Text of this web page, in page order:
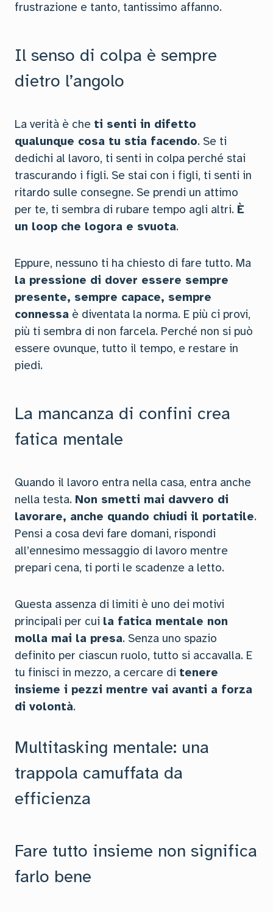
frustrazione e tanto, tantissimo affanno.
Il senso di colpa è sempre
dietro l’angolo
La verità è che ti senti in difetto
qualunque cosa tu stia facendo. Se ti
dedichi al lavoro, ti senti in colpa perché stai
trascurando i figli. Se stai con i figli, ti senti in
ritardo sulle consegne. Se prendi un attimo
per te, ti sembra di rubare tempo agli altri. È
un loop che logora e svuota.
Eppure, nessuno ti ha chiesto di fare tutto. Ma
la pressione di dover essere sempre
presente, sempre capace, sempre
connessa è diventata la norma. E più ci provi,
più ti sembra di non farcela. Perché non si può
essere ovunque, tutto il tempo, e restare in
piedi.
La mancanza di confini crea
fatica mentale
Quando il lavoro entra nella casa, entra anche
nella testa. Non smetti mai davvero di
lavorare, anche quando chiudi il portatile.
Pensi a cosa devi fare domani, rispondi
all’ennesimo messaggio di lavoro mentre
prepari cena, ti porti le scadenze a letto.
Questa assenza di limiti è uno dei motivi
principali per cui la fatica mentale non
molla mai la presa. Senza uno spazio
definito per ciascun ruolo, tutto si accavalla. E
tu finisci in mezzo, a cercare di tenere
insieme i pezzi mentre vai avanti a forza
di volontà.
Multitasking mentale: una
trappola camuffata da
efficienza
Fare tutto insieme non significa
farlo bene